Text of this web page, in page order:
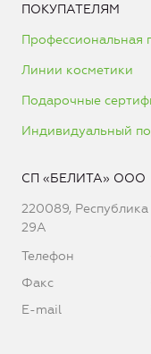
ПОКУПАТЕЛЯМ
Профессиональная
Линии косметики
Подарочные
Индивидуальный
СП «БЕЛИТА» ООО
220089,
29А
Телефон
Факс
E-mail